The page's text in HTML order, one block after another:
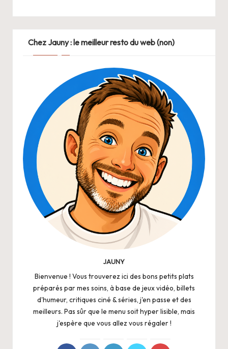
Chez Jauny : le meilleur resto du web (non)
JAUNY
Bienvenue ! Vous trouverez ici des bons petits plats
préparés par mes soins, à base de jeux vidéo, billets
d'humeur, critiques ciné & séries, j'en passe et des
meilleurs. Pas sûr que le menu soit hyper lisible, mais
j'espère que vous allez vous régaler !